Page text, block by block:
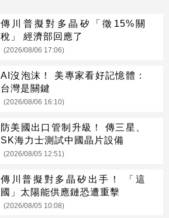
傳川普擬對多晶矽「徵15%關
稅」 經濟部回應了
(2026/08/06 17:06)
AI沒泡沫！ 美專家看好記憶體：
台灣是關鍵
(2026/08/06 16:10)
防美國出口管制升級！ 傳三星、
SK海力士測試中國晶片設備
(2026/08/05 12:51)
傳川普擬對多晶矽出手！ 「這
國」太陽能供應鏈恐遭重擊
(2026/08/05 10:08)